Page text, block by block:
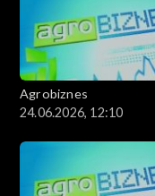
Agrobiznes
24.06.2026, 12:10